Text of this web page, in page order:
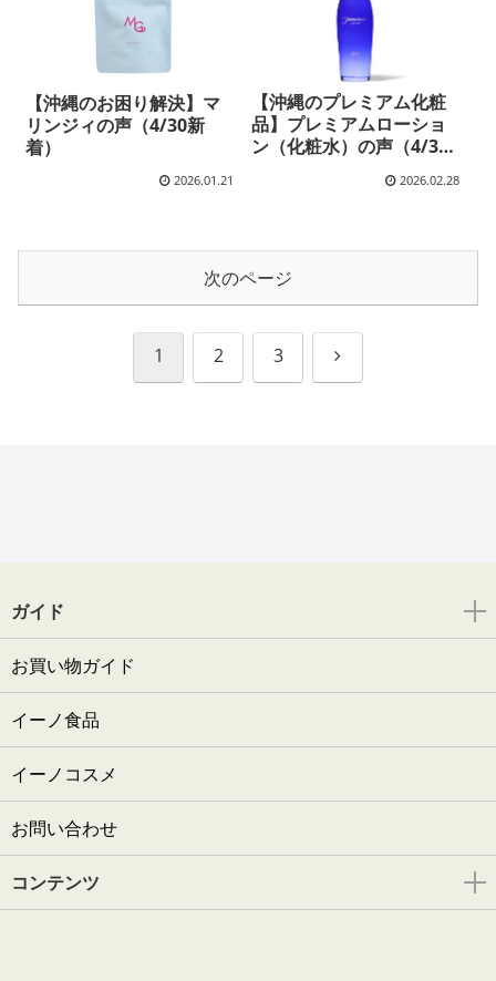
【沖縄のお困り解決】マ
リンジィの声（4/30新
着）
2026.01.21
【沖縄のプレミアム化粧
品】プレミアムローショ
ン（化粧水）の声（4/30
2026.02.28
次のページ
1 2 3
次
ガイド
お買い物ガイド
イーノ食品
イーノコスメ
お問い合わせ
コンテンツ